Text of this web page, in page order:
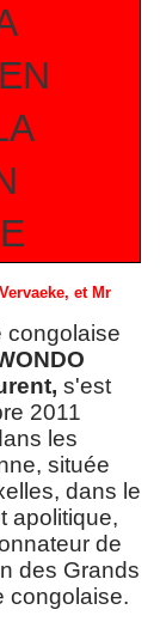
et Mr
congolaise
s'est
2011
les
située
dans le
apolitique,
de
des Grands
congolaise.